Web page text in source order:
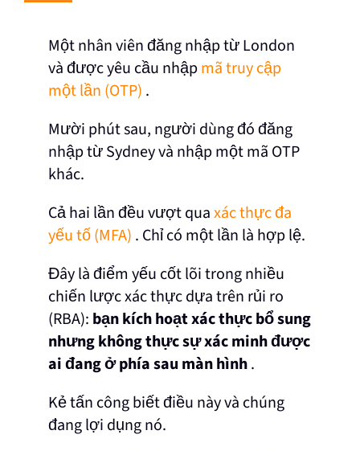
Một nhân viên đăng nhập từ London
và được yêu cầu nhậpmã truy cập
một lần (OTP) .
Mười phút sau, người dùng đó đăng
nhập từ Sydney và nhập một mã OTP
khác.
Cả hai lần đều vượt quaxác thực đa
yếu tố (MFA) . Chỉ có một lần là hợp lệ.
Đây là điểm yếu cốt lõi trong nhiều
chiến lược xác thực dựa trên rủi ro
(RBA): bạn kích hoạt xác thực bổ sung
nhưng không thực sự xác minh được
ai đang ở phía sau màn hình.
Kẻ tấn công biết điều này và chúng
đang lợi dụng nó.